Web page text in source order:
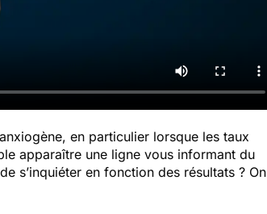
en particulier lorsque les taux
apparaître une ligne vous informant du
s’inquiéter en fonction des résultats ? On